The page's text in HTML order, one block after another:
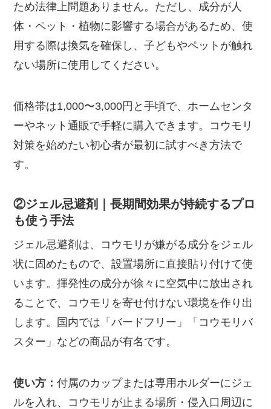
ため法律上問題ありません。ただし、成分が人
体・ペット・植物に影響する場合があるため、使
用する際は換気を確保し、子どもやペットが触れ
ない場所に使用してください。
価格帯は1,000〜3,000円と手頃で、ホームセンタ
ーやネット通販で手軽に購入できます。コウモリ
対策を始めたい初心者が最初に試すべき方法で
す。
②ジェル忌避剤｜長期間効果が持続するプロ
も使う手法
ジェル忌避剤は、コウモリが嫌がる成分をジェル
状に固めたもので、設置場所に直接貼り付けて使
います。揮発性の成分が徐々に空気中に放出され
ることで、コウモリを寄せ付けない環境を作り出
します。国内では「バードフリー」「コウモリバ
スター」などの商品が有名です。
使い方：付属のカップまたは専用ホルダーにジェ
ルを入れ、コウモリが止まる場所・侵入口周辺に